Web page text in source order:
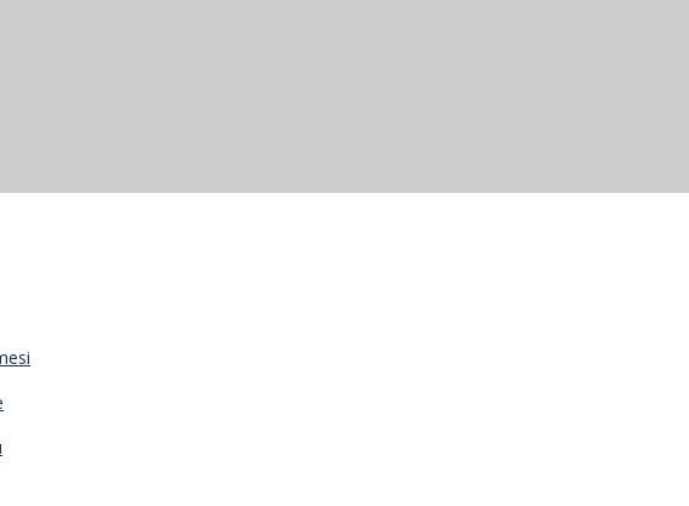
Dr. Selin
milli takımımız